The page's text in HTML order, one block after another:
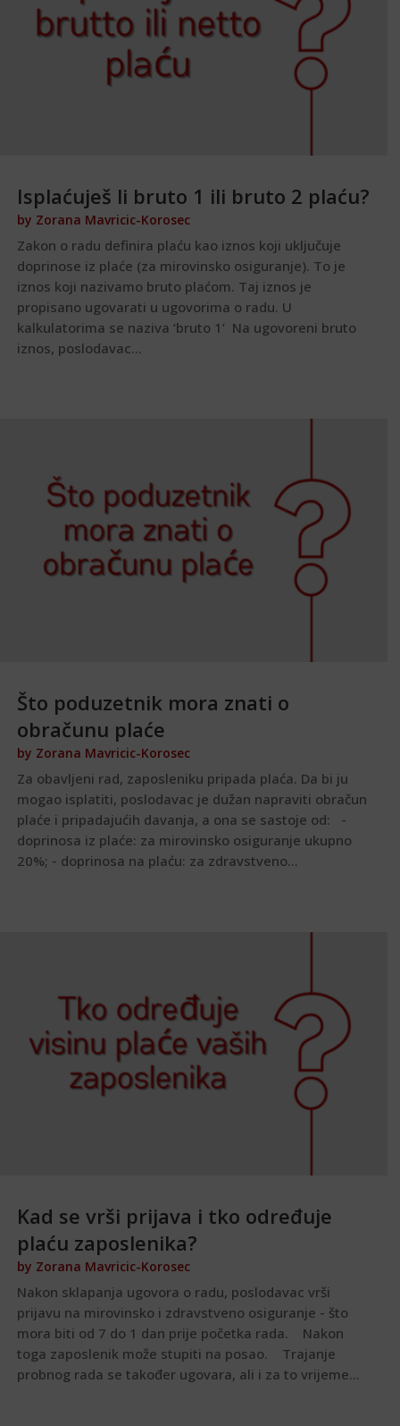
Isplaćuješ li bruto 1 ili bruto 2 plaću?
by Zorana Mavricic-Korosec
Zakon o radu definira plaću kao iznos koji uključuje
doprinose iz plaće (za mirovinsko osiguranje). To je
iznos koji nazivamo bruto plaćom. Taj iznos je
propisano ugovarati u ugovorima o radu. U
kalkulatorima se naziva ‘bruto 1’ Na ugovoreni bruto
iznos, poslodavac...
Što poduzetnik mora znati o
obračunu plaće
by Zorana Mavricic-Korosec
Za obavljeni rad, zaposleniku pripada plaća. Da bi ju
mogao isplatiti, poslodavac je dužan napraviti obračun
plaće i pripadajućih davanja, a ona se sastoje od: -
doprinosa iz plaće: za mirovinsko osiguranje ukupno
20%; - doprinosa na plaću: za zdravstveno...
Kad se vrši prijava i tko određuje
plaću zaposlenika?
by Zorana Mavricic-Korosec
Nakon sklapanja ugovora o radu, poslodavac vrši
prijavu na mirovinsko i zdravstveno osiguranje - što
mora biti od 7 do 1 dan prije početka rada. Nakon
toga zaposlenik može stupiti na posao. Trajanje
probnog rada se također ugovara, ali i za to vrijeme...